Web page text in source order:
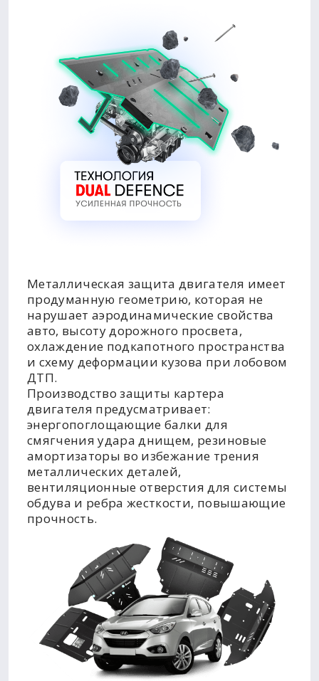
Металлическая защита двигателя имеет
продуманную геометрию, которая не
нарушает аэродинамические свойства
авто, высоту дорожного просвета,
охлаждение подкапотного пространства
и схему деформации кузова при лобовом
ДТП.
Производство защиты картера
двигателя предусматривает:
энергопоглощающие балки для
смягчения удара днищем, резиновые
амортизаторы во избежание трения
металлических деталей,
вентиляционные отверстия для системы
обдува и ребра жесткости, повышающие
прочность.